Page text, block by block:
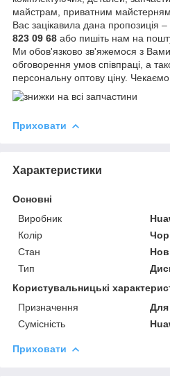
майстрам, приватним
Вас зацікавила дана
823 09 68 або пишіть нам на
Ми обов'язково зв'яжемося з
обговорення умов співпраці, а
персональну оптову ціну.
Приховати
Характеристики
Основні
Виробник
Колір
Стан
Тип
Користувальницькі
Призначення
Сумісність
Приховати